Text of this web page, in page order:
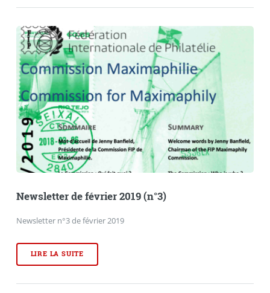
Newsletter de février 2019 (n°3)
Newsletter n°3 de février 2019
LIRE LA SUITE